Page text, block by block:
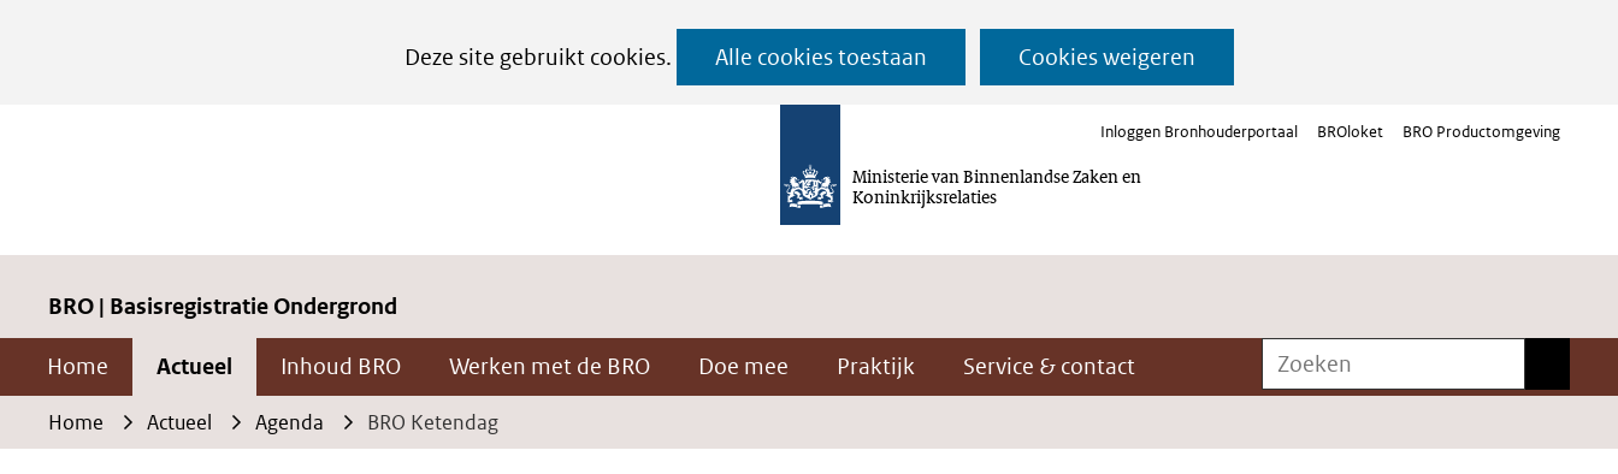
Deze site gebruikt cookies.
van
cookies
op
deze
website
worden
Alle cookies toestaan Cookies weigeren
Ga
naar
de
Ministerie van Binnenlandse Zaken en
Koninkrijksrelaties
Inloggen Bronhouderportaal BROloket BRO Productomgeving
BRO | Basisregistratie Ondergrond
Home Actueel Inhoud BRO Werken met de BRO Doe mee Praktijk Service & contact Zoeken
Home Actueel Agenda BRO Ketendag